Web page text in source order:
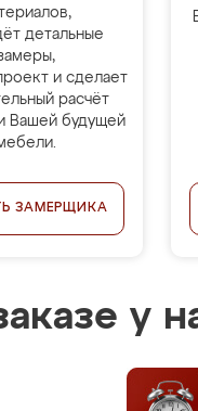
детальные
и сделает
расчёт
Вашей будущей
ЗАМЕРЩИКА
у